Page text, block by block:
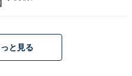
％オフしたブラン入り食
れるチキン・玉子・チー
と見る